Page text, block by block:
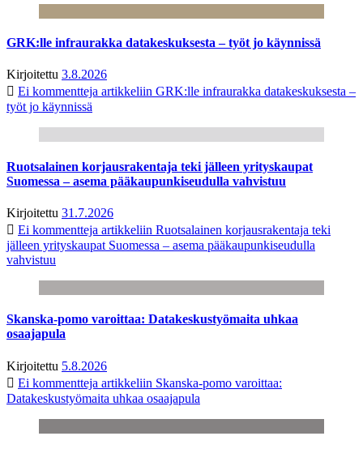
GRK:lle infraurakka datakeskuksesta – työt jo käynnissä
Kirjoitettu 3.8.2026
Ei kommentteja artikkeliin GRK:lle infraurakka datakeskuksesta –
työt jo käynnissä
Ruotsalainen korjausrakentaja teki jälleen yrityskaupat
Suomessa – asema pääkaupunkiseudulla vahvistuu
Kirjoitettu 31.7.2026
Ei kommentteja artikkeliin Ruotsalainen korjausrakentaja teki
jälleen yrityskaupat Suomessa – asema pääkaupunkiseudulla
vahvistuu
Skanska-pomo varoittaa: Datakeskustyömaita uhkaa
osaajapula
Kirjoitettu 5.8.2026
Ei kommentteja artikkeliin Skanska-pomo varoittaa:
Datakeskustyömaita uhkaa osaajapula